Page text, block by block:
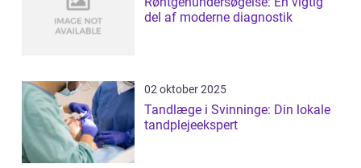
del af moderne diagnostik
02 oktober 2025
Tandlæge i Svinninge: Din lokale
tandplejeekspert